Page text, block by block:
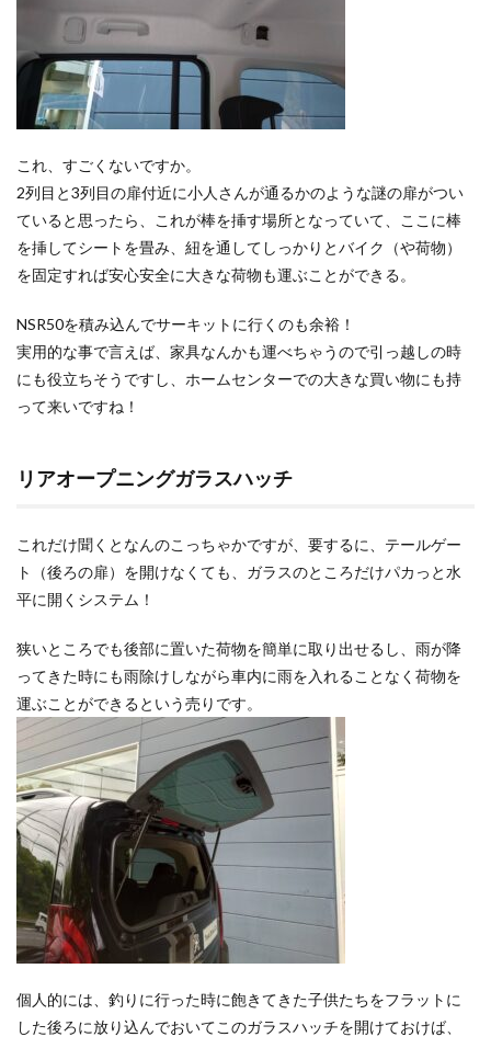
これ、すごくないですか。
2列目と3列目の扉付近に小人さんが通るかのような謎の扉がつい
ていると思ったら、これが棒を挿す場所となっていて、ここに棒
を挿してシートを畳み、紐を通してしっかりとバイク（や荷物）
を固定すれば安心安全に大きな荷物も運ぶことができる。
NSR50を積み込んでサーキットに行くのも余裕！
実用的な事で言えば、家具なんかも運べちゃうので引っ越しの時
にも役立ちそうですし、ホームセンターでの大きな買い物にも持
って来いですね！
リアオープニングガラスハッチ
これだけ聞くとなんのこっちゃかですが、要するに、テールゲー
ト（後ろの扉）を開けなくても、ガラスのところだけパカっと水
平に開くシステム！
狭いところでも後部に置いた荷物を簡単に取り出せるし、雨が降
ってきた時にも雨除けしながら車内に雨を入れることなく荷物を
運ぶことができるという売りです。
個人的には、釣りに行った時に飽きてきた子供たちをフラットに
した後ろに放り込んでおいてこのガラスハッチを開けておけば、